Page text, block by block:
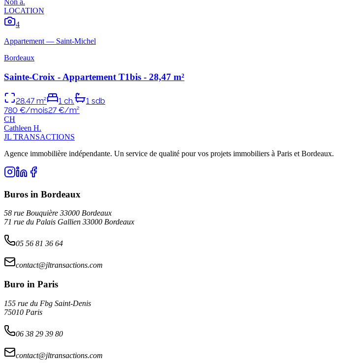
Non a.
LOCATION
4
Appartement— Saint-Michel
Bordeaux
Sainte-Croix - Appartement T1bis - 28,47 m²
28.47m² 1 ch. 1 sdb
780 €/mois27€/m²
CH
Cathleen H.
JL TRANSACTIONS
Agence immobilière indépendante. Un service de qualité pour vos projets immobiliers à Paris et Bordeaux.
Buros in Bordeaux
58 rue Bouquière 33000 Bordeaux
71 rue du Palais Gallien 33000 Bordeaux
05 56 81 36 64
contact@jltransactions.com
Buro in Paris
155 rue du Fbg Saint-Denis
75010 Paris
06 38 29 39 80
contact@jltransactions.com